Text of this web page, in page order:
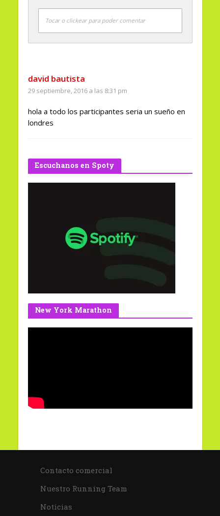
Tocar o clickear para poder comentar
david bautista
29 septiembre, 2016 a las 8:31 pm
hola a todo los participantes seria un sueño en
londres
Escuchanos en Spoty
New York Marathon
Contacto comercial
Nuestro Running Team
Noticias